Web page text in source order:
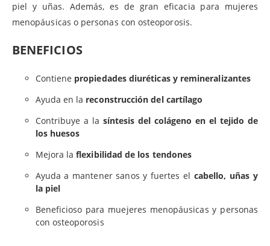
piel y uñas. Además, es de gran eficacia para mujeres
menopáusicas o personas con osteoporosis.
BENEFICIOS
Contiene propiedades diuréticas y remineralizantes
Ayuda en la reconstrucción del cartílago
Contribuye a la síntesis del colágeno en el tejido de
los huesos
Mejora laflexibilidad de los tendones
Ayuda a mantener sanos y fuertes el cabello, uñas y
la piel
Beneficioso para muejeres menopáusicas y personas
con osteoporosis